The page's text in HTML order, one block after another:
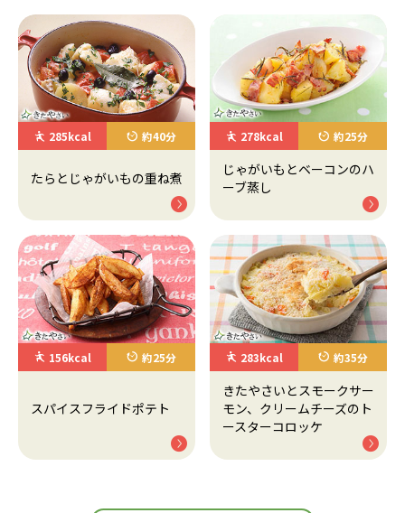
285kcal 約40分
たらとじゃがいもの重ね煮
278kcal 約25分
じゃがいもとベーコンのハ
ーブ蒸し
156kcal 約25分
スパイスフライドポテト
283kcal 約35分
きたやさいとスモークサー
モン、クリームチーズのト
ースターコロッケ